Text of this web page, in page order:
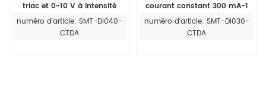
triac et 0-10 V à intensité
variable 40 W pour bande LED
400 mA-1 400 mA
numéro d'article: SMT-DI040-
CTDA
courant constant 300 mA-1
050 mA et 0,10 V à intensité
variable pour éclairage LED
numéro d'article: SMT-DI030-
CTDA